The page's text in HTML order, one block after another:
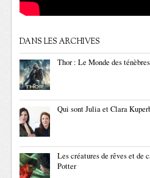
DANS LES ARCHIVES
Thor : Le Monde des
Qui sont Julia et Clara
Les créatures de rêves et de
Potter